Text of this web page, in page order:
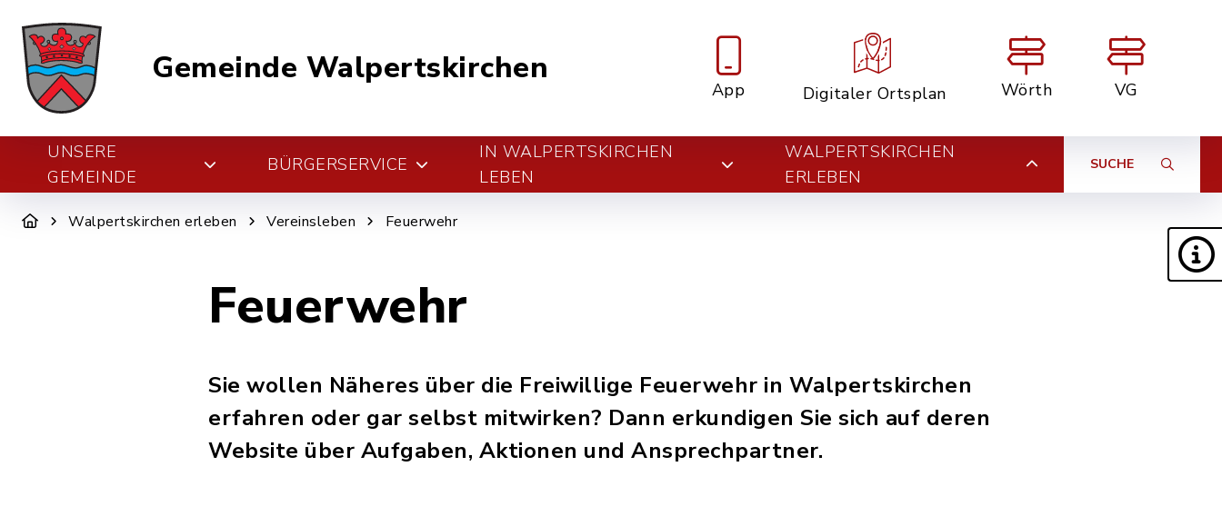
Gemeinde Walpertskirchen
App Digitaler Ortsplan Wörth VG
UNSERE
GEMEINDE
BÜRGERSERVICE
IN WALPERTSKIRCHEN
LEBEN
WALPERTSKIRCHEN
ERLEBEN
SUCHE
Walpertskirchen erleben Vereinsleben Feuerwehr
Feuerwehr
Sie wollen Näheres über die Freiwillige Feuerwehr in Walpertskirchen
erfahren oder gar selbst mitwirken? Dann erkundigen Sie sich auf deren
Website über Aufgaben, Aktionen und Ansprechpartner.